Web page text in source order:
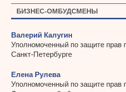
БИЗНЕС-ОМБУДСМЕНЫ
Валерий Калугин
Уполномоченный по защите прав
Санкт-Петербурге
Елена Рулева
Уполномоченный по защите прав